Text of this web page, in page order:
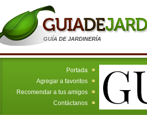
GUÍA DE JARDINERÍA
Portada
Agregar a favoritos
Recomendar a tus amigos
Contáctanos